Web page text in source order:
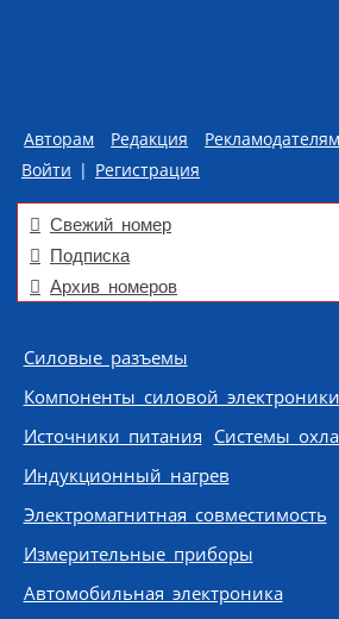
Авторам Редакция Рекламодателям
Войти | Регистрация
Свежий номер
Подписка
Архив номеров
Skip to content
Силовые разъемы
Компоненты силовой электроники
Источники питания Системы
Индукционный нагрев
Электромагнитная совместимость
Измерительные приборы
Автомобильная электроника